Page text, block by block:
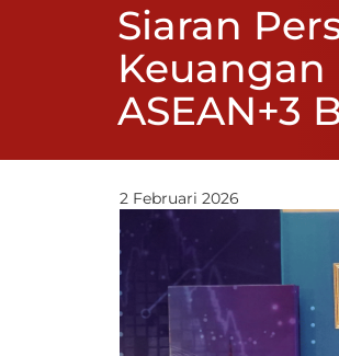
Siaran
Keuangan
ASEAN+3
2 Februari 2026